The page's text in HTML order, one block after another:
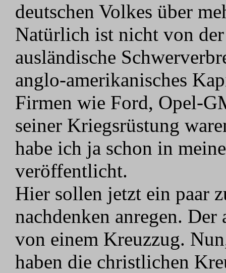
deutschen Volkes über
Natürlich ist nicht von der
ausländische
anglo-amerikanisches
Firmen wie Ford, Opel-
seiner Kriegsrüstung
habe ich ja schon in
veröffentlicht.
Hier sollen jetzt ein paar
nachdenken anregen.
von einem Kreuzzug.
haben die christlichen